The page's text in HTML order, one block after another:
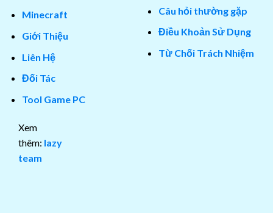
Minecraft
Giới Thiệu
Liên Hệ
Đối Tác
Tool Game PC
Xem
thêm: lazy
team
Câu hỏi thường gặp
Điều Khoản Sử Dụng
Từ Chối Trách Nhiệm